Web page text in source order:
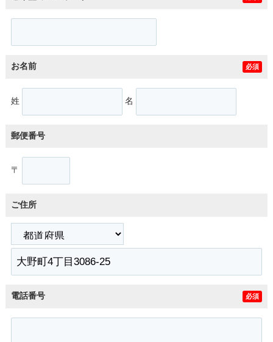
お名前 必須
姓 名
郵便番号
〒
ご住所
電話番号 必須